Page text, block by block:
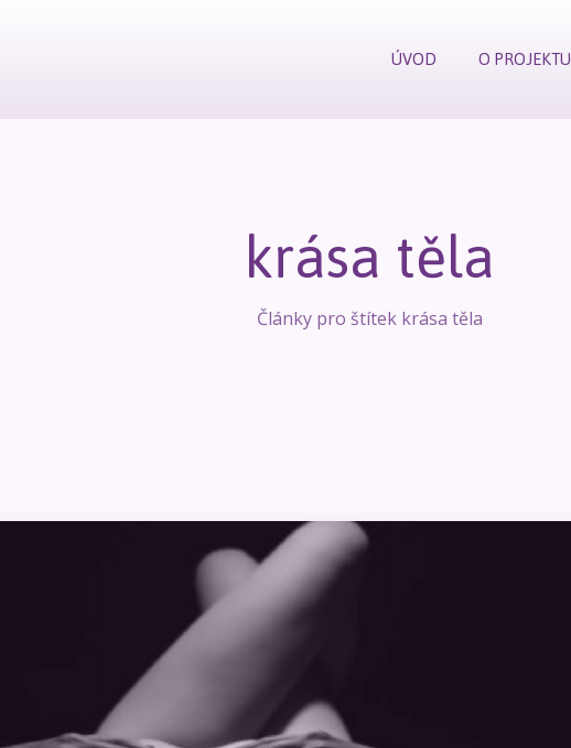
ÚVOD O PROJEKTU
krása těla
Články pro štítek krása těla